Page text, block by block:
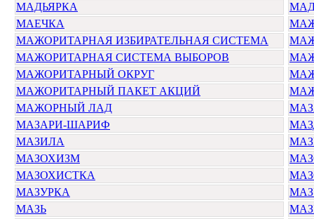
МАДЬЯРКА
МАЕЧКА
МАЖОРИТАРНАЯ ИЗБИРАТЕЛЬНАЯ СИСТЕМА
МАЖОРИТАРНАЯ СИСТЕМА ВЫБОРОВ
МАЖОРИТАРНЫЙ ОКРУГ
МАЖОРИТАРНЫЙ ПАКЕТ АКЦИЙ
МАЖОРНЫЙ ЛАД
МАЗАРИ-ШАРИФ
МАЗИЛА
МАЗОХИЗМ
МАЗОХИСТКА
МАЗУРКА
МАЗЬ